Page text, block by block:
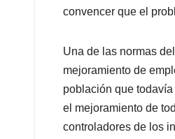
convencer que el
Una de las normas
mejoramiento de
población que
el mejoramiento de
controladores de los